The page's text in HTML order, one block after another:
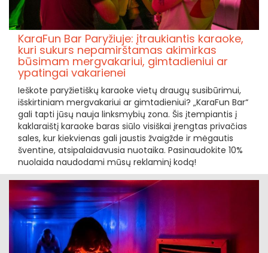
KaraFun Bar Paryžiuje: įtraukiantis karaoke,
kuri sukurs nepamirštamas akimirkas
būsimam mergvakariui, gimtadieniui ar
ypatingai vakarienei
Ieškote paryžietiškų karaoke vietų draugų susibūrimui,
išskirtiniam mergvakariui ar gimtadieniui? „KaraFun Bar“
gali tapti jūsų nauja linksmybių zona. Šis įtempiantis į
kaklaraištį karaoke baras siūlo visiškai įrengtas privačias
sales, kur kiekvienas gali jaustis žvaigžde ir mėgautis
šventine, atsipalaidavusia nuotaika. Pasinaudokite 10%
nuolaida naudodami mūsų reklaminį kodą!